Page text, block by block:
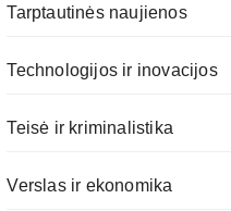
Tarptautinės naujienos
Technologijos ir inovacijos
Teisė ir kriminalistika
Verslas ir ekonomika